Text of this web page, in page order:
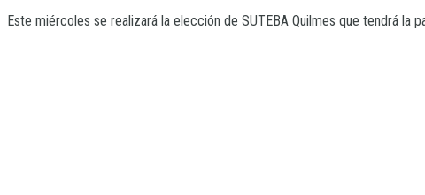
Este miércoles se realizará la elección de SUTEBA Quilmes que tendrá la